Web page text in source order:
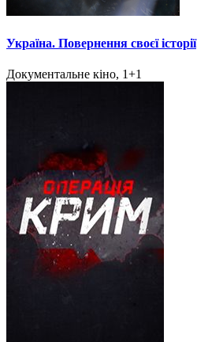
Україна. Повернення своєї історії
Документальне кіно, 1+1